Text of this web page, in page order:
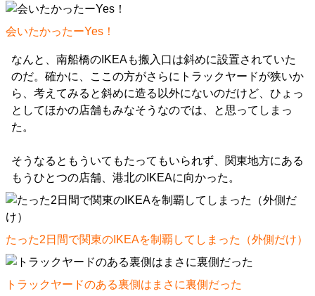
会いたかったーYes！
なんと、南船橋のIKEAも搬入口は斜めに設置されていた
のだ。確かに、ここの方がさらにトラックヤードが狭いか
ら、考えてみると斜めに造る以外にないのだけど、ひょっ
としてほかの店舗もみなそうなのでは、と思ってしまっ
た。
そうなるともういてもたってもいられず、関東地方にある
もうひとつの店舗、港北のIKEAに向かった。
たった2日間で関東のIKEAを制覇してしまった（外側だけ）
トラックヤードのある裏側はまさに裏側だった